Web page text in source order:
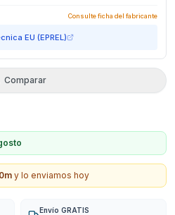
Consulte ficha del fabricante
EU (EPREL)
Comparar
m y lo enviamos hoy
Envío GRATIS